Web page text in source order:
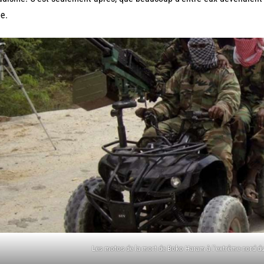
Les motos de la mort de Boko Haram à l’extrême-nord